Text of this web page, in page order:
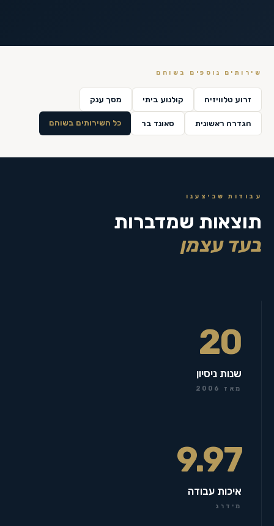
שירותים נוספים ב שוהם
זרוע טלוויזיה קולנוע ביתי מסך ענק
הגדרה ראשונית סאונד בר כל השירותים בשוהם
עבודות שביצענו
תוצאות שמדברות
בעד עצמן
20
שנות ניסיון
מאז 2006
9.97
איכות עבודה
מידרג